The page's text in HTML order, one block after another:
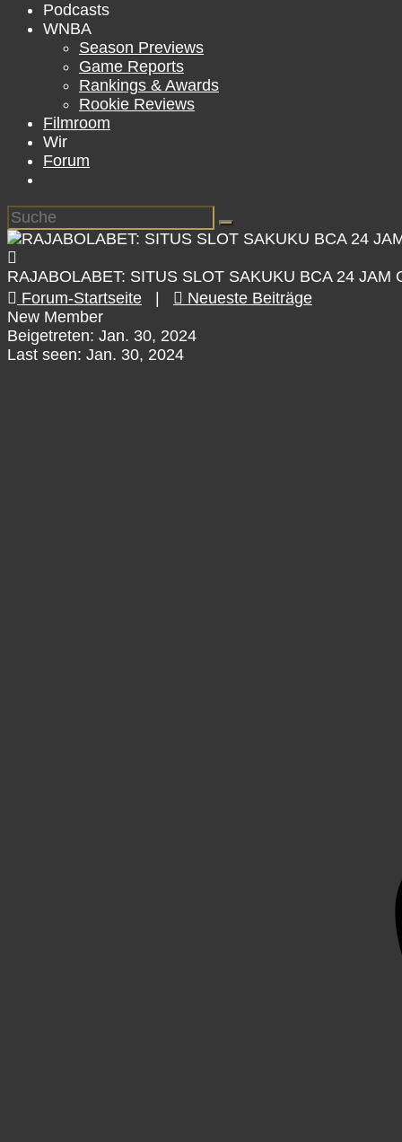
Podcasts
WNBA
Season Previews
Game Reports
Rankings & Awards
Rookie Reviews
Filmroom
Wir
Forum
RAJABOLABET: SITUS SLOT SAKUKU BCA 24
Forum-Startseite
Neueste Beiträge
New Member
Beigetreten: Jan. 30, 2024
Last seen: Jan. 30, 2024